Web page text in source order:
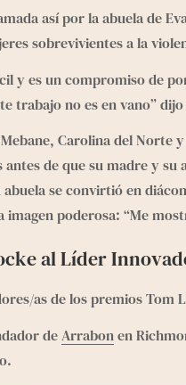
así por la abuela de
sobrevivientes a la
y es un compromiso de
trabajo no es en vano”
Carolina del Norte
de que su madre y
se convirtió en
imagen poderosa: “Me
al Líder
as de los premios Tom
de Arrabon en